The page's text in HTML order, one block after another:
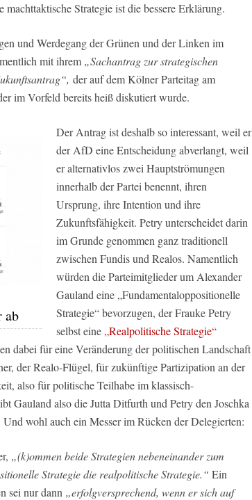
Strategie ist die bessere Erklärung.
und Werdegang der Grünen und der Linken im
mit ihrem „Sachantrag zur strategischen
der auf dem Kölner Parteitag am
im Vorfeld bereits heiß diskutiert wurde.
ab
Der Antrag ist deshalb so interessant, weil er
der AfD eine Entscheidung abverlangt, weil
er alternativlos zwei Hauptströmungen
innerhalb der Partei benennt, ihren
Ursprung, ihre Intention und ihre
Zukunftsfähigkeit. Petry unterscheidet darin
im Grunde genommen ganz traditionell
zwischen Fundis und Realos. Namentlich
würden die Parteimitglieder um Alexander
Gauland eine„Fundamentaloppositionelle
Strategie“bevorzugen, der Frauke Petry
selbst eine„Realpolitische Strategie“
dabei für eine Veränderung der politischen Landschaft
der Realo-Flügel, für zukünftige Partizipation an der
also für politische Teilhabe im klassisch-
Gauland also die Jutta Ditfurth und Petry den Joschka
wohl auch ein Messer im Rücken der Delegierten:
„(k)ommen beide Strategien nebeneinander zum
Strategie die realpolitische Strategie.“ Ein
sei nur dann „erfolgversprechend, wenn er sich auf